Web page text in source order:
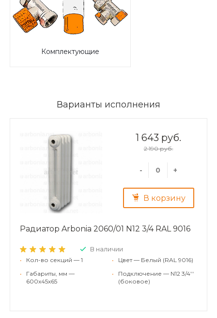
Комплектующие
Варианты исполнения
1 643 руб.
2 190 руб.
- +
В корзину
Радиатор Arbonia 2060/01 N12 3/4 RAL 9016
В наличии
•
Кол-во секций — 1
•
Габариты, мм —
600x45x65
•
Цвет — Белый (RAL 9016)
•
Подключение — N12 3/4''
(боковое)